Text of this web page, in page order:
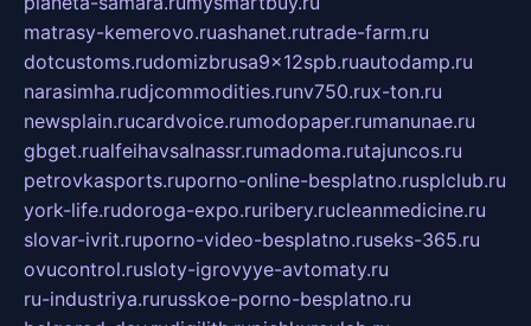
matrasy-kemerovo.ruashanet.rutrade-farm.ru
dotcustoms.rudomizbrusa9x12spb.ruautodamp.ru
narasimha.rudjcommodities.runv750.rux-ton.ru
newsplain.rucardvoice.rumodopaper.rumanunae.ru
gbget.rualfeihavsalnassr.rumadoma.rutajuncos.ru
petrovkasports.ruporno-online-besplatno.rusplclub.ru
york-life.rudoroga-expo.ruribery.rucleanmedicine.ru
slovar-ivrit.ruporno-video-besplatno.ruseks-365.ru
ovucontrol.rusloty-igrovyye-avtomaty.ru
ru-industriya.rurusskoe-porno-besplatno.ru